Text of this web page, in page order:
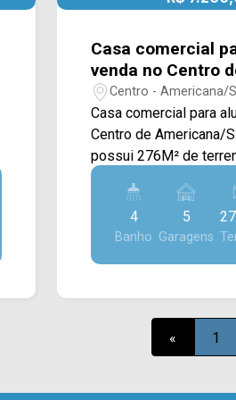
Casa comercial
venda no Centro
Americana/SP
Centro - Americana/
Casa comercial para
Centro de Americana/SP. Este
possui 276M² de
cosntrução, contendo
janelas em blindex,
transformada em até 3
salas privativas,
Contém
superior com salão
em blindex, podendo
depósito,
4
Banho
5
Garagens
« 1